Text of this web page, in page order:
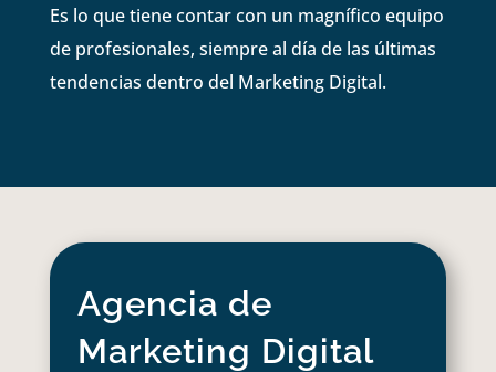
Es lo que tiene contar con un magnífico equipo
de profesionales, siempre al día de las últimas
tendencias dentro del Marketing Digital.
Agencia de
Marketing Digital